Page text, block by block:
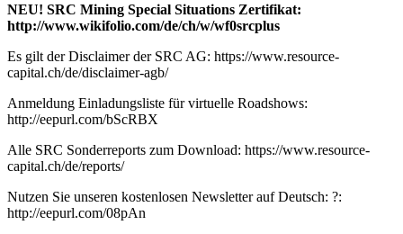
NEU! SRC Mining Special Situations Zertifikat:
http://www.wikifolio.com/de/ch/w/wf0srcplus
Es gilt der Disclaimer der SRC AG: https://www.resource-
capital.ch/de/disclaimer-agb/
Anmeldung Einladungsliste für virtuelle Roadshows:
http://eepurl.com/bScRBX
Alle SRC Sonderreports zum Download: https://www.resource-
capital.ch/de/reports/
Nutzen Sie unseren kostenlosen Newsletter auf Deutsch: ?:
http://eepurl.com/08pAn